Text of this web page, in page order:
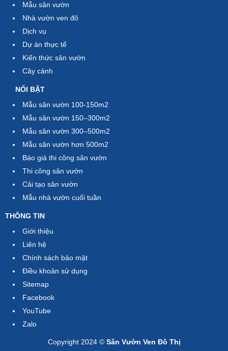
Mẫu sân vườn
Nhà vườn ven đô
Dịch vụ
Dự án thực tế
Kiến thức sân vườn
Cây cảnh
NỔI BẬT
Mẫu sân vườn 100-150m2
Mẫu sân vườn 150–300m2
Mẫu sân vườn 300–500m2
Mẫu sân vườn hơn 500m2
Báo giá thi công sân vườn
Thi công sân vườn
Cải tạo sân vườn
Mẫu nhà vườn cuối tuần
THÔNG TIN
Giới thiệu
Liên hệ
Chính sách bảo mật
Điều khoản sử dụng
Sitemap
Facebook
YouTube
Zalo
Copyright 2024 © Sân Vườn Ven Đô Thị